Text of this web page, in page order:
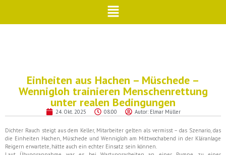
Einheiten aus Hachen – Müschede –
Wennigloh trainieren Menschenrettung
unter realen Bedingungen
24. Okt. 2025 08:00 Autor:Elmar Müller
Dichter Rauch steigt aus dem Keller, Mitarbeiter gelten als vermisst – das Szenario, das
die Einheiten Hachen, Müschede und Wennigloh am Mittwochabend in der Kläranlage
Reigern erwartete, hätte auch ein echter Einsatz sein können.